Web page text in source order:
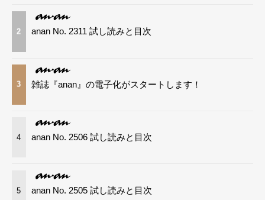
2 anan No. 2311 試し読みと目次
3 雑誌『anan』の電子化がスタートします！
4 anan No. 2506 試し読みと目次
5 anan No. 2505 試し読みと目次